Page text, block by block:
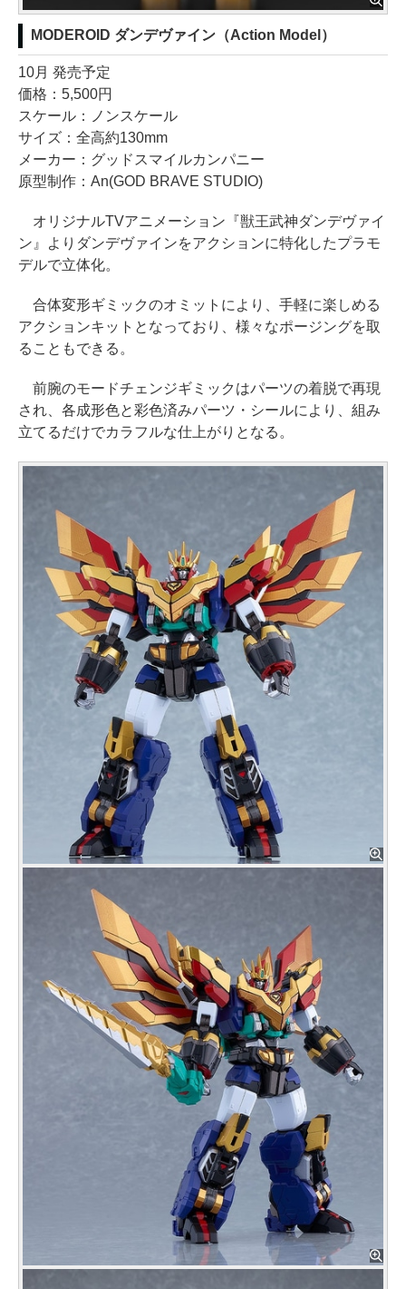
MODEROID ダンデヴァイン（Action Model）
10月 発売予定
価格：5,500円
スケール：ノンスケール
サイズ：全高約130mm
メーカー：グッドスマイルカンパニー
原型制作：An(GOD BRAVE STUDIO)
オリジナルTVアニメーション『獣王武神ダンデヴァイ
ン』よりダンデヴァインをアクションに特化したプラモ
デルで立体化。
合体変形ギミックのオミットにより、手軽に楽しめる
アクションキットとなっており、様々なポージングを取
ることもできる。
前腕のモードチェンジギミックはパーツの着脱で再現
され、各成形色と彩色済みパーツ・シールにより、組み
立てるだけでカラフルな仕上がりとなる。